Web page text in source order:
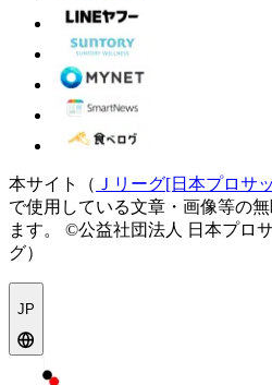
本サイト（ Ｊリーグ[日本プロサ
で使用している文章・画像等の
ます。
©公益社団法人 日本プロ
グ）
JP